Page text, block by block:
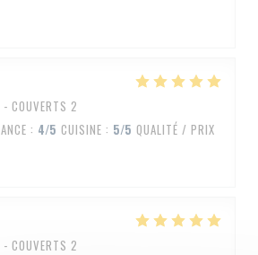
COUVERTS 2
: 4/5 CUISINE : 5/5 QUALITÉ / PRIX
COUVERTS 2